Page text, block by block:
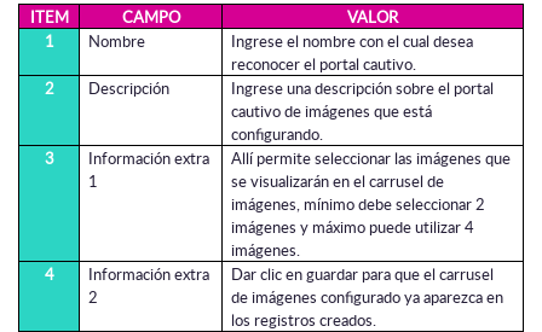
ITEM CAMPO
VALOR
1
Nombre
Ingrese el nombre con el cual desea
reconocer el portal cautivo.
2
Descripción
Ingrese una descripción sobre el portal
cautivo de imágenes que está
configurando.
3
Información extra
1
Allí permite seleccionar las imágenes que
se visualizarán en el carrusel de
imágenes, mínimo debe seleccionar 2
imágenes y máximo puede utilizar 4
imágenes.
4
Información extra
2
Dar clic en guardar para que el carrusel
de imágenes configurado ya aparezca en
los registros creados.